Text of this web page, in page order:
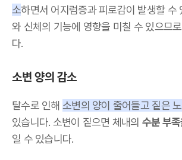
소하면서 어지럼증과 피로감이 발생할 수
와 신체의 기능에 영향을 미칠 수 있으므
다.
소변 양의 감소
탈수로 인해 소변의 양이 줄어들고 짙은
있습니다. 소변이 짙으면 체내의수분 부
일 수 있습니다.